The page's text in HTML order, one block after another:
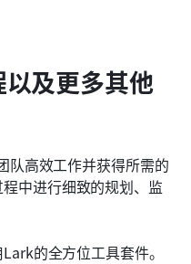
及更多其他
队高效工作并获得所需的
中进行细致的规划、监
的全方位工具套件。